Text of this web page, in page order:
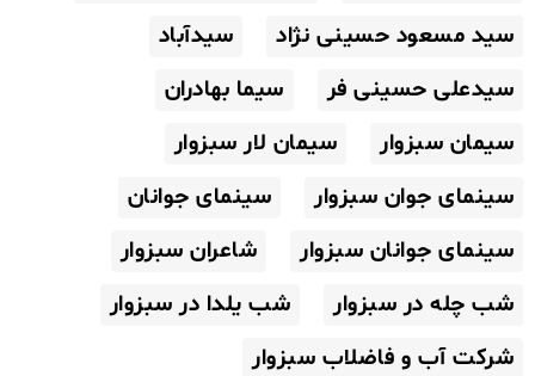
سید مسعود حسینی نژاد
سیدآباد
سیدعلی حسینی فر
سیما بهادران
سیمان سبزوار
سیمان لار سبزوار
سینمای جوان سبزوار
سینمای جوانان
سینمای جوانان سبزوار
شاعران سبزوار
شب چله در سبزوار
شب یلدا در سبزوار
شرکت آب و فاضلاب سبزوار